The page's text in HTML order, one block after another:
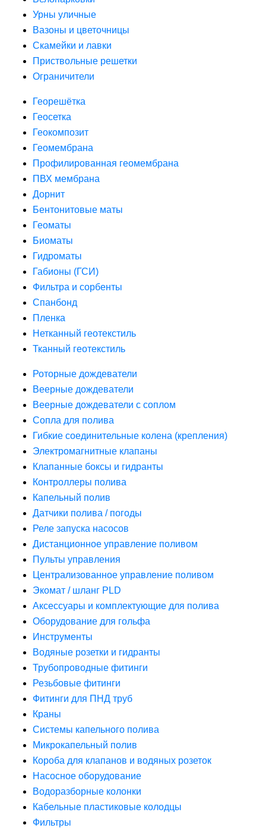
Урны уличные
Вазоны и цветочницы
Скамейки и лавки
Приствольные решетки
Ограничители
Георешётка
Геосетка
Геокомпозит
Геомембрана
Профилированная геомембрана
ПВХ мембрана
Дорнит
Бентонитовые маты
Геоматы
Биоматы
Гидроматы
Габионы (ГСИ)
Фильтра и сорбенты
Спанбонд
Пленка
Нетканный геотекстиль
Тканный геотекстиль
Роторные дождеватели
Веерные дождеватели
Веерные дождеватели с соплом
Сопла для полива
Гибкие соединительные колена (крепления)
Электромагнитные клапаны
Клапанные боксы и гидранты
Контроллеры полива
Капельный полив
Датчики полива / погоды
Реле запуска насосов
Дистанционное управление поливом
Пульты управления
Централизованное управление поливом
Экомат / шланг PLD
Аксессуары и комплектующие для полива
Оборудование для гольфа
Инструменты
Водяные розетки и гидранты
Трубопроводные фитинги
Резьбовые фитинги
Фитинги для ПНД труб
Краны
Системы капельного полива
Микрокапельный полив
Короба для клапанов и водяных розеток
Насосное оборудование
Водоразборные колонки
Кабельные пластиковые колодцы
Фильтры